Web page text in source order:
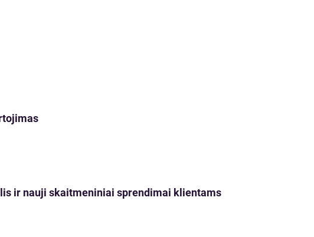
ir nauji skaitmeniniai sprendimai klientams